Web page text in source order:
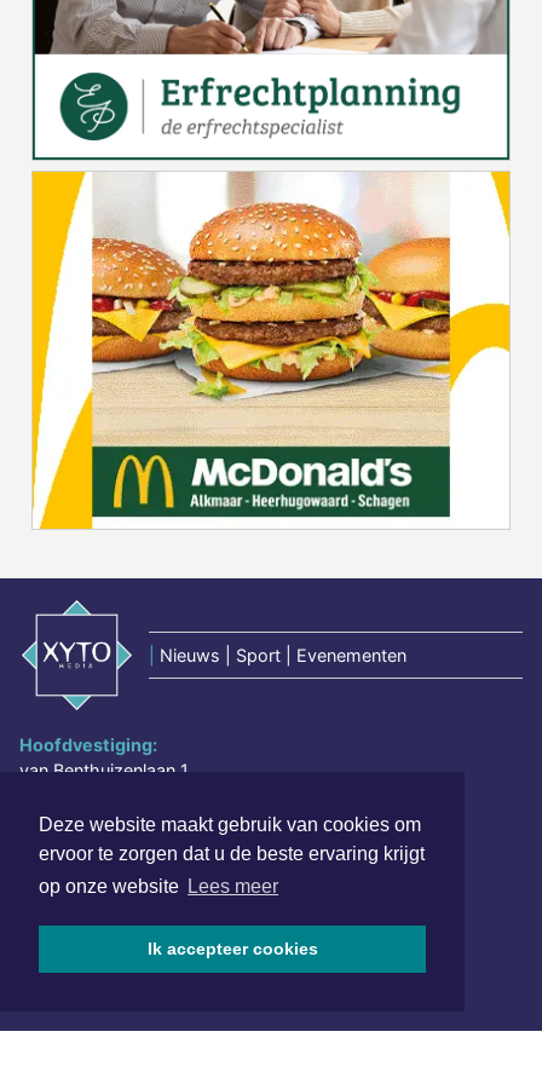
Deze website maakt gebruik van cookies om
ervoor te zorgen dat u de beste ervaring krijgt
op onze website Lees meer
Ik accepteer cookies
Nieuws | Sport | Evenementen
Hoofdvestiging:
van Benthuizenlaan 1
redactie@xyto.nl
www.xyto.nl